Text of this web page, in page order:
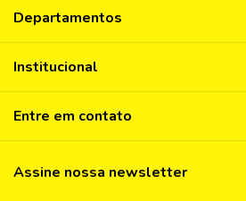
Departamentos
Institucional
Entre em contato
Assine nossa newsletter